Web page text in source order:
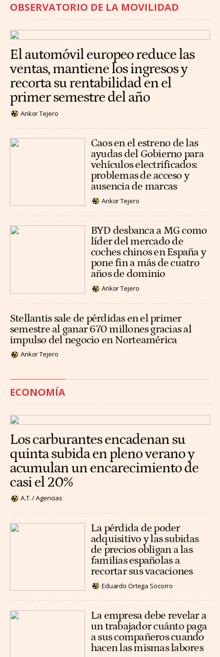
OBSERVATORIO DE LA MOVILIDAD
El automóvil europeo reduce las
ventas, mantiene los ingresos y
recorta su rentabilidad en el
primer semestre del año
Ankor Tejero
Caos en el estreno de las
ayudas del Gobierno para
vehículos electrificados:
problemas de acceso y
ausencia de marcas
Ankor Tejero
BYD desbanca a MG como
líder del mercado de
coches chinos en España y
pone fin a más de cuatro
años de dominio
Ankor Tejero
Stellantis sale de pérdidas en el primer
semestre al ganar 670 millones gracias al
impulso del negocio en Norteamérica
Ankor Tejero
ECONOMÍA
Los carburantes encadenan su
quinta subida en pleno verano y
acumulan un encarecimiento de
casi el 20%
A.T. / Agencias
La pérdida de poder
adquisitivo y las subidas
de precios obligan a las
familias españolas a
recortar sus vacaciones
Eduardo Ortega Socorro
La empresa debe revelar a
un trabajador cuánto paga
a sus compañeros cuando
hacen las mismas labores